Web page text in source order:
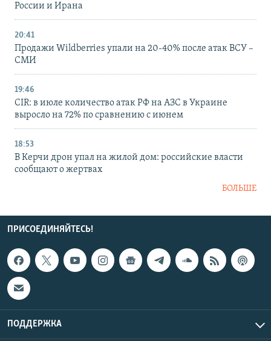
России и Ирана
20:41
Продажи Wildberries упали на 20-40% после атак ВСУ –
СМИ
19:46
CIR: в июле количество атак РФ на АЗС в Украине
выросло на 72% по сравнению с июнем
18:53
В Керчи дрон упал на жилой дом: российские власти
сообщают о жертвах
БОЛЬШЕ
ПРИСОЕДИНЯЙТЕСЬ!
ПОДДЕРЖКА